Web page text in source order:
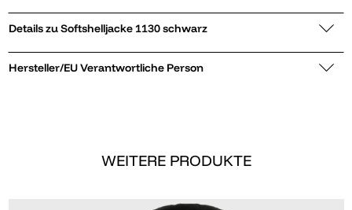
Details zu Softshelljacke 1130 schwarz
Hersteller/EU Verantwortliche Person
WEITERE PRODUKTE